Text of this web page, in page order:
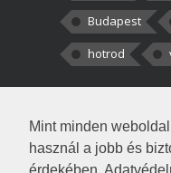
Mint minden
használ a jobb és
Budapest
hotrod
kortisz:
darabbaal